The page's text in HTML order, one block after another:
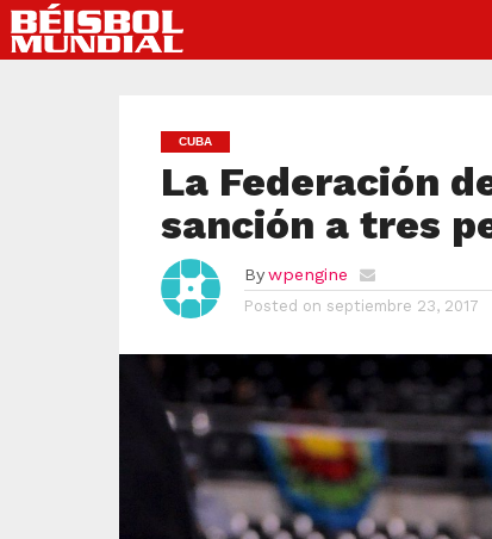
CUBA
La Federación
sanción a tres
By wpengine
Posted on septiembre 23, 2017